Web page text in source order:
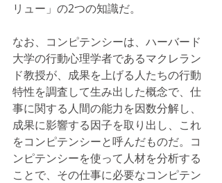
リュー」の2つの知識だ。
なお、コンピテンシーは、ハーバード
大学の行動心理学者であるマクレラン
ド教授が、成果を上げる人たちの行動
特性を調査して生み出した概念で、仕
事に関する人間の能力を因数分解し、
成果に影響する因子を取り出し、これ
をコンピテンシーと呼んだものだ。コ
ンピテンシーを使って人材を分析する
ことで、その仕事に必要なコンピテン